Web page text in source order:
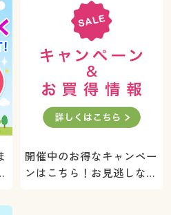
開催中のお得なキャンペー
ンはこちら！お見逃しな